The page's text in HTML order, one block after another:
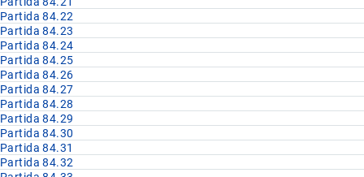
Partida 84.22
Partida 84.23
Partida 84.24
Partida 84.25
Partida 84.26
Partida 84.27
Partida 84.28
Partida 84.29
Partida 84.30
Partida 84.31
Partida 84.32